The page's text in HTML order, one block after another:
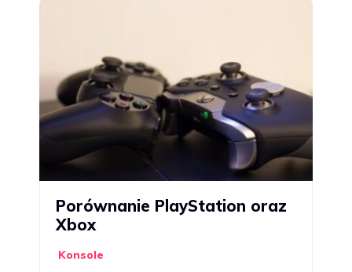
Porównanie PlayStation oraz
Xbox
Konsole